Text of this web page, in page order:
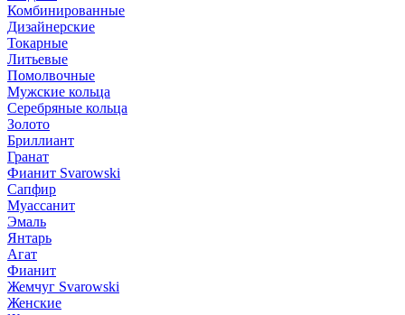
Комбинированные
Дизайнерские
Токарные
Литьевые
Помолвочные
Мужские кольца
Серебряные кольца
Золото
Бриллиант
Гранат
Фианит Svarowski
Сапфир
Муассанит
Эмаль
Янтарь
Агат
Фианит
Жемчуг Svarowski
Женские